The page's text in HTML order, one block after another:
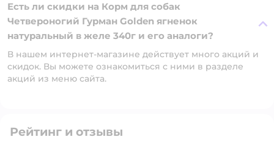
Есть ли скидки на Корм для собак
Четвероногий Гурман Golden ягненок
натуральный в желе 340г и его аналоги?
В нашем интернет-магазине действует много акций и
скидок. Вы можете ознакомиться с ними в разделе
акций из меню сайта.
Рейтинг и отзывы